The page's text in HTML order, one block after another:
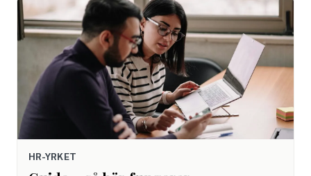
informationen ska ligga till grund för viktiga
beslut. Hur viktigt är det att vara källkritisk
innan du fattar ett anställningsbeslut och hur
ökar du ditt skydd mot felrekryteringar?
HR-YRKET